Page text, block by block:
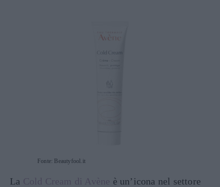
Fonte: Beautyfool.it
La Cold Cream di Avène è un’icona nel settore